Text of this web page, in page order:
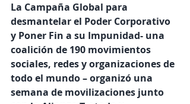
La Campaña Global para
desmantelar el Poder Corporativo
y Poner Fin a su Impunidad- una
coalición de 190 movimientos
sociales, redes y organizaciones de
todo el mundo – organizó una
semana de movilizaciones junto